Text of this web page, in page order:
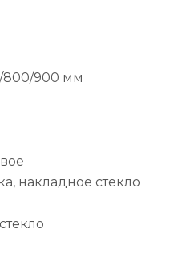
800/900 мм
накладное стекло